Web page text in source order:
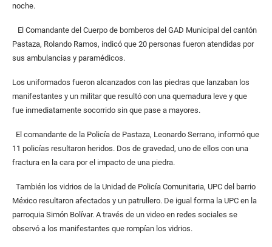
noche.
El Comandante del Cuerpo de bomberos del GAD Municipal del cantón
Pastaza, Rolando Ramos, indicó que 20 personas fueron atendidas por
sus ambulancias y paramédicos.
Los uniformados fueron alcanzados con las piedras que lanzaban los
manifestantes y un militar que resultó con una quemadura leve y que
fue inmediatamente socorrido sin que pase a mayores.
El comandante de la Policía de Pastaza, Leonardo Serrano, informó que
11 policías resultaron heridos. Dos de gravedad, uno de ellos con una
fractura en la cara por el impacto de una piedra.
También los vidrios de la Unidad de Policía Comunitaria, UPC del barrio
México resultaron afectados y un patrullero. De igual forma la UPC en la
parroquia Simón Bolívar. A través de un video en redes sociales se
observó a los manifestantes que rompían los vidrios.